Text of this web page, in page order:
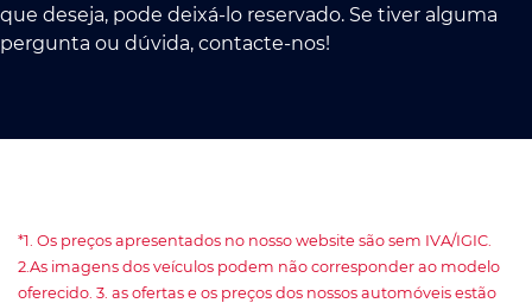
que deseja, pode deixá-lo reservado. Se tiver alguma
pergunta ou dúvida, contacte-nos!
*1. Os preços apresentados no nosso website são sem IVA/IGIC.
2.As imagens dos veículos podem não corresponder ao modelo
oferecido. 3. as ofertas e os preços dos nossos automóveis estão